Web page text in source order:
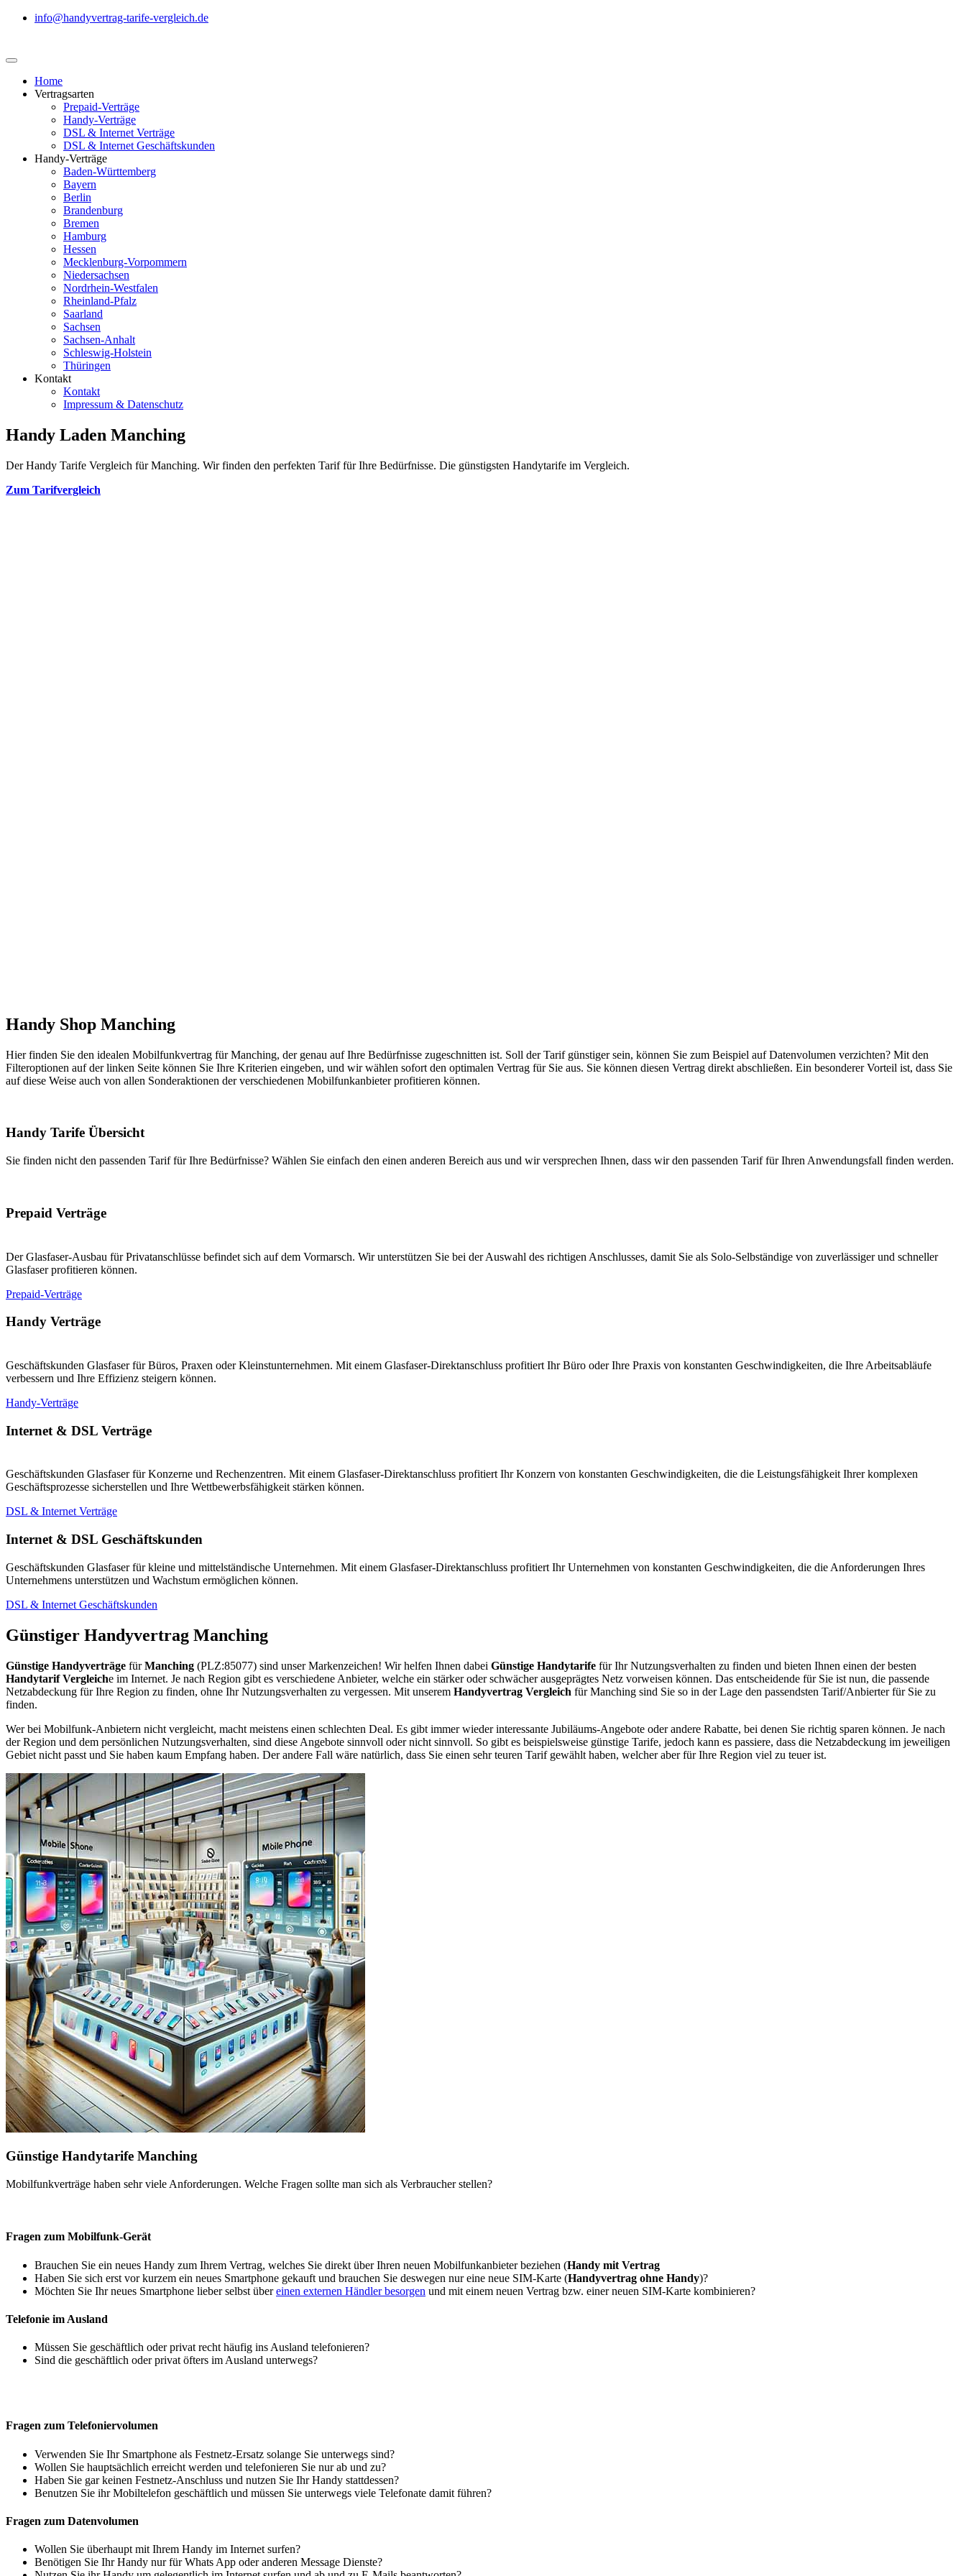
info@handyvertrag-tarife-vergleich.de
Home
Vertragsarten
Prepaid-Verträge
Handy-Verträge
DSL & Internet Verträge
DSL & Internet Geschäftskunden
Handy-Verträge
Baden-Württemberg
Bayern
Berlin
Brandenburg
Bremen
Hamburg
Hessen
Mecklenburg-Vorpommern
Niedersachsen
Nordrhein-Westfalen
Rheinland-Pfalz
Saarland
Sachsen
Sachsen-Anhalt
Schleswig-Holstein
Thüringen
Kontakt
Kontakt
Impressum & Datenschutz
Handy Laden Manching
Der Handy Tarife Vergleich für Manching. Wir finden den perfekten Tarif für Ihre Bedürfnisse. Die günstigsten Handytarife im Vergleich.
Zum Tarifvergleich
Handy Shop Manching
Hier finden Sie den idealen Mobilfunkvertrag für Manching, der genau auf Ihre Bedürfnisse zugeschnitten ist. Soll der Tarif günstiger sein, können Sie zum Beispiel auf Datenvolumen verzichten? Mit den
Filteroptionen auf der linken Seite können Sie Ihre Kriterien eingeben, und wir wählen sofort den optimalen Vertrag für Sie aus. Sie können diesen Vertrag direkt abschließen. Ein besonderer Vorteil ist, dass Sie
auf diese Weise auch von allen Sonderaktionen der verschiedenen Mobilfunkanbieter profitieren können.
Handy Tarife Übersicht
Sie finden nicht den passenden Tarif für Ihre Bedürfnisse? Wählen Sie einfach den einen anderen Bereich aus und wir versprechen Ihnen, dass wir den passenden Tarif für Ihren Anwendungsfall finden werden.
Prepaid Verträge
Der Glasfaser-Ausbau für Privatanschlüsse befindet sich auf dem Vormarsch. Wir unterstützen Sie bei der Auswahl des richtigen Anschlusses, damit Sie als Solo-Selbständige von zuverlässiger und schneller
Glasfaser profitieren können.
Prepaid-Verträge
Handy Verträge
Geschäftskunden Glasfaser für Büros, Praxen oder Kleinstunternehmen. Mit einem Glasfaser-Direktanschluss profitiert Ihr Büro oder Ihre Praxis von konstanten Geschwindigkeiten, die Ihre Arbeitsabläufe
verbessern und Ihre Effizienz steigern können.
Handy-Verträge
Internet & DSL Verträge
Geschäftskunden Glasfaser für Konzerne und Rechenzentren. Mit einem Glasfaser-Direktanschluss profitiert Ihr Konzern von konstanten Geschwindigkeiten, die die Leistungsfähigkeit Ihrer komplexen
Geschäftsprozesse sicherstellen und Ihre Wettbewerbsfähigkeit stärken können.
DSL & Internet Verträge
Internet & DSL Geschäftskunden
Geschäftskunden Glasfaser für kleine und mittelständische Unternehmen. Mit einem Glasfaser-Direktanschluss profitiert Ihr Unternehmen von konstanten Geschwindigkeiten, die die Anforderungen Ihres
Unternehmens unterstützen und Wachstum ermöglichen können.
DSL & Internet Geschäftskunden
Günstiger Handyvertrag Manching
Günstige Handyverträge fürManching (PLZ:85077) sind unser Markenzeichen! Wir helfen Ihnen dabei Günstige Handytarife für Ihr Nutzungsverhalten zu finden und bieten Ihnen einen der besten
Handytarif Vergleiche im Internet. Je nach Region gibt es verschiedene Anbieter, welche ein stärker oder schwächer ausgeprägtes Netz vorweisen können. Das entscheidende für Sie ist nun, die passende
Netzabdeckung für Ihre Region zu finden, ohne Ihr Nutzungsverhalten zu vergessen. Mit unserem Handyvertrag Vergleich für Manching sind Sie so in der Lage den passendsten Tarif/Anbierter für Sie zu
finden.
Wer bei Mobilfunk-Anbietern nicht vergleicht, macht meistens einen schlechten Deal. Es gibt immer wieder interessante Jubiläums-Angebote oder andere Rabatte, bei denen Sie richtig sparen können. Je nach
der Region und dem persönlichen Nutzungsverhalten, sind diese Angebote sinnvoll oder nicht sinnvoll. So gibt es beispielsweise günstige Tarife, jedoch kann es passiere, dass die Netzabdeckung im jeweiligen
Gebiet nicht passt und Sie haben kaum Empfang haben. Der andere Fall wäre natürlich, dass Sie einen sehr teuren Tarif gewählt haben, welcher aber für Ihre Region viel zu teuer ist.
Günstige Handytarife Manching
Mobilfunkverträge haben sehr viele Anforderungen. Welche Fragen sollte man sich als Verbraucher stellen?
Fragen zum Mobilfunk-Gerät
Brauchen Sie ein neues Handy zum Ihrem Vertrag, welches Sie direkt über Ihren neuen Mobilfunkanbieter beziehen (Handy mit Vertrag
Haben Sie sich erst vor kurzem ein neues Smartphone gekauft und brauchen Sie deswegen nur eine neue SIM-Karte (Handyvertrag ohne Handy)?
Möchten Sie Ihr neues Smartphone lieber selbst übereinen externen Händler besorgen und mit einem neuen Vertrag bzw. einer neuen SIM-Karte kombinieren?
Telefonie im Ausland
Müssen Sie geschäftlich oder privat recht häufig ins Ausland telefonieren?
Sind die geschäftlich oder privat öfters im Ausland unterwegs?
Fragen zum Telefoniervolumen
Verwenden Sie Ihr Smartphone als Festnetz-Ersatz solange Sie unterwegs sind?
Wollen Sie hauptsächlich erreicht werden und telefonieren Sie nur ab und zu?
Haben Sie gar keinen Festnetz-Anschluss und nutzen Sie Ihr Handy stattdessen?
Benutzen Sie ihr Mobiltelefon geschäftlich und müssen Sie unterwegs viele Telefonate damit führen?
Fragen zum Datenvolumen
Wollen Sie überhaupt mit Ihrem Handy im Internet surfen?
Benötigen Sie Ihr Handy nur für Whats App oder anderen Message Dienste?